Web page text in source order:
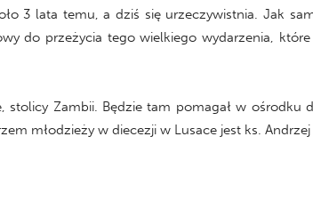
3 lata temu, a dziś się urzeczywistnia. Jak
do przeżycia tego wielkiego wydarzenia,
stolicy Zambii. Będzie tam pomagał w ośrodku
młodzieży w diecezji w Lusace jest ks. Andrzej